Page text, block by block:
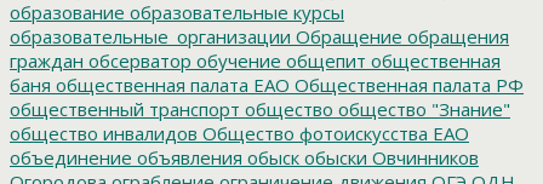
образование образовательные курсы
образовательные_организации Обращение обращения
граждан обсерватор обучение общепит общественная
баня общественная палата ЕАО Общественная палата РФ
общественный транспорт общество общество "Знание"
общество инвалидов Общество фотоискусства ЕАО
объединение объявления обыск обыски Овчинников